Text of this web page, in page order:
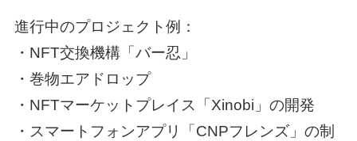
進行中のプロジェクト例：
・NFT交換機構「バー忍」
・巻物エアドロップ
・NFTマーケットプレイス「Xinobi」の開発
・スマートフォンアプリ「CNPフレンズ」の制